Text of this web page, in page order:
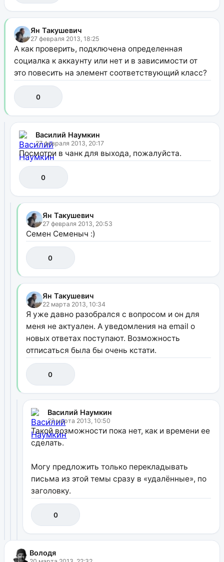
Ян Такушевич
27 февраля 2013, 18:25
А как проверить, подключена определенная
социалка к аккаунту или нет и в зависимости от
это повесить на элемент соответствующий класс?
0
Василий Наумкин
27 февраля 2013, 20:17
Посмотри в чанк для выхода, пожалуйста.
0
Ян Такушевич
27 февраля 2013, 20:53
Семен Семеныч :)
0
Ян Такушевич
22 марта 2013, 10:34
Я уже давно разобрался с вопросом и он для
меня не актуален. А уведомления на email о
новых ответах поступают. Возможность
отписаться была бы очень кстати.
0
Василий Наумкин
22 марта 2013, 10:50
Такой возможности пока нет, как и времени ее
сделать.
Могу предложить только перекладывать
письма из этой темы сразу в «удалённые», по
заголовку.
0
Володя